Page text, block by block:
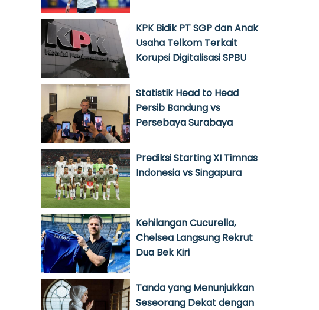
KPK Bidik PT SGP dan Anak
Usaha Telkom Terkait
Korupsi Digitalisasi SPBU
Statistik Head to Head
Persib Bandung vs
Persebaya Surabaya
Prediksi Starting XI Timnas
Indonesia vs Singapura
Kehilangan Cucurella,
Chelsea Langsung Rekrut
Dua Bek Kiri
Tanda yang Menunjukkan
Seseorang Dekat dengan